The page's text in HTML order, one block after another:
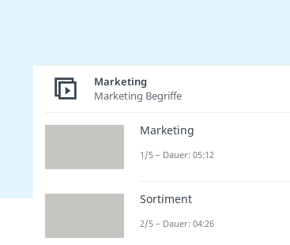
Marketing
Marketing Begriffe
Marketing
1/5 – Dauer: 05:12
Sortiment
2/5 – Dauer: 04:26